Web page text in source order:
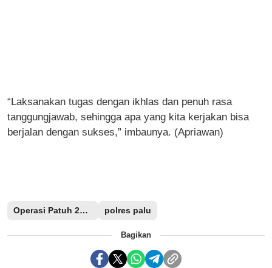
“Laksanakan tugas dengan ikhlas dan penuh rasa
tanggungjawab, sehingga apa yang kita kerjakan bisa
berjalan dengan sukses,” imbaunya. (Apriawan)
Operasi Patuh 2017 polres palu
Bagikan